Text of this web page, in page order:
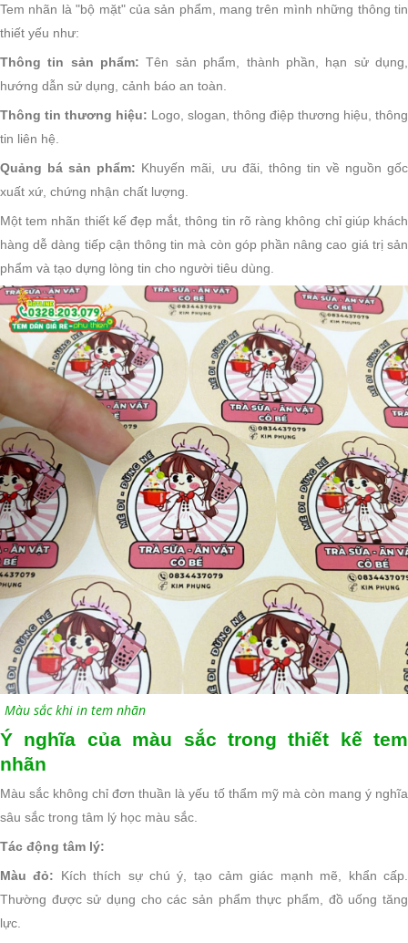
Tem nhãn là "bộ mặt" của sản phẩm, mang trên mình những thông tin
thiết yếu như:
Thông tin sản phẩm: Tên sản phẩm, thành phần, hạn sử dụng,
hướng dẫn sử dụng, cảnh báo an toàn.
Thông tin thương hiệu: Logo, slogan, thông điệp thương hiệu, thông
tin liên hệ.
Quảng bá sản phẩm: Khuyến mãi, ưu đãi, thông tin về nguồn gốc
xuất xứ, chứng nhận chất lượng.
Một tem nhãn thiết kế đẹp mắt, thông tin rõ ràng không chỉ giúp khách
hàng dễ dàng tiếp cận thông tin mà còn góp phần nâng cao giá trị sản
phẩm và tạo dựng lòng tin cho người tiêu dùng.
Màu sắc khi in tem nhãn
Ý nghĩa của màu sắc trong thiết kế tem
nhãn
Màu sắc không chỉ đơn thuần là yếu tố thẩm mỹ mà còn mang ý nghĩa
sâu sắc trong tâm lý học màu sắc.
Tác động tâm lý:
Màu đỏ: Kích thích sự chú ý, tạo cảm giác mạnh mẽ, khẩn cấp.
Thường được sử dụng cho các sản phẩm thực phẩm, đồ uống tăng
lực.